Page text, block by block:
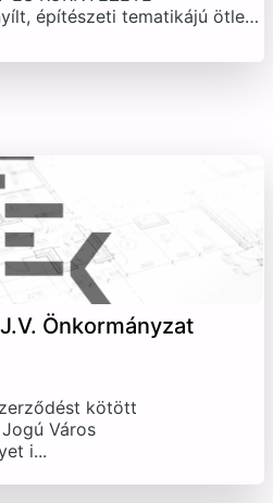
építészeti tematikájú ötle…
Önkormányzat
kötött
Város
i...